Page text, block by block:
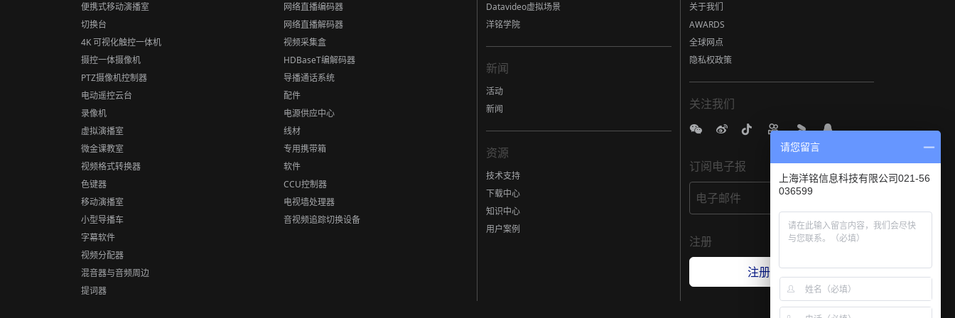
便携式移动演播室
切换台
4K 可视化触控一体机
摄控一体摄像机
PTZ摄像机控制器
电动遥控云台
录像机
虚拟演播室
微金课教室
视频格式转换器
色键器
移动演播室
小型导播车
字幕软件
视频分配器
混音器与音频周边
提词器
网络直播编码器
网络直播解码器
视频采集盒
HDBaseT编解码器
导播通话系统
配件
电源供应中心
线材
专用携带箱
软件
CCU控制器
电视墙处理器
音视频追踪切换设备
Datavideo虚拟场景
洋铭学院
新闻
活动
新闻
资源
技术支持
下载中心
知识中心
用户案例
关于我们
AWARDS
全球网点
隐私权政策
关注我们
订阅电子报
电子邮件
注册
注册 5 年保修
请您留言
上海洋铭信息科技有限公司021-56
036599